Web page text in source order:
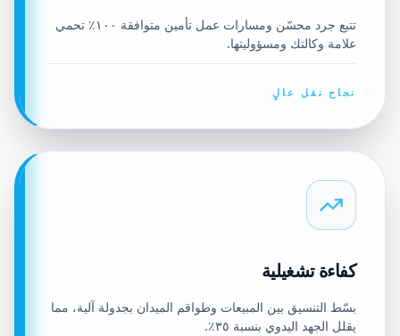
تتبع جرد محسّن ومسارات عمل تأمين متوافقة ١٠٠٪ تحمي
علامة وكالتك ومسؤوليتها.
نجاح نقل عالٍ
كفاءة تشغيلية
بسّط التنسيق بين المبيعات وطواقم الميدان بجدولة آلية، مما
يقلل الجهد اليدوي بنسبة ٣٥٪.